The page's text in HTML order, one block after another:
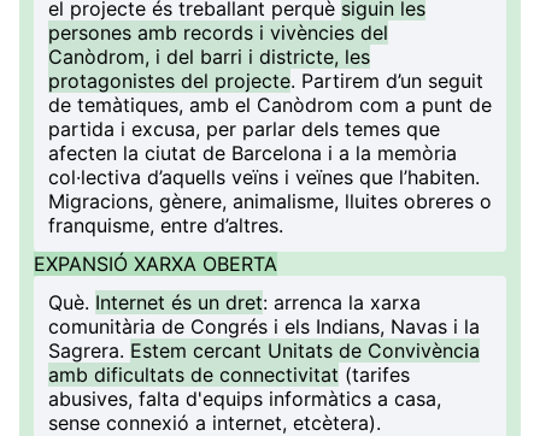
el projecte és treballant perquè siguin les
persones amb records i vivències del
Canòdrom, i del barri i districte, les
protagonistes del projecte. Partirem d’un seguit
de temàtiques, amb el Canòdrom com a punt de
partida i excusa, per parlar dels temes que
afecten la ciutat de Barcelona i a la memòria
col·lectiva d’aquells veïns i veïnes que l’habiten.
Migracions, gènere, animalisme, lluites obreres o
franquisme, entre d’altres.
EXPANSIÓ XARXA OBERTA
Què. Internet és un dret: arrenca la xarxa
comunitària de Congrés i els Indians, Navas i la
Sagrera. Estem cercant Unitats de Convivència
amb dificultats de connectivitat (tarifes
abusives, falta d'equips informàtics a casa,
sense connexió a internet, etcètera).